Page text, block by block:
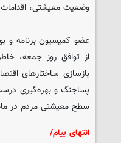
وضعیت معیشتی، اقدامات
عضو کمیسیون برنامه و
از توافق روز جمعه،
بازسازی ساختارهای
پساجنگ و بهره‌گیری
سطح معیشتی مردم در
انتهای پیام/